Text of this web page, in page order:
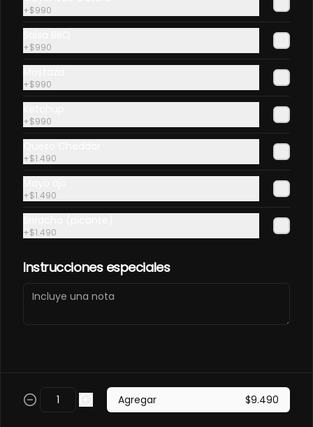
cilantro, cebolla morada, rocotto,
papa camote, leche de tigre.
$12.990
EBI FURAY ORIENTAL EN
Envuelto en pollo, frito en panco.
EBI MAGURO ACEVICHON
Frito en panco, cubierto con atun
fresco, salsa acevichada y toques
Envuelto en palta, cubierto con
salmon fresco, salsa acevichada y
toques de shichimi. Camaron furay,
+$990
+$990
+$990
+$990
+$1.490
+$1.490
+$1.490
Instrucciones especiales
Agregar $9.490